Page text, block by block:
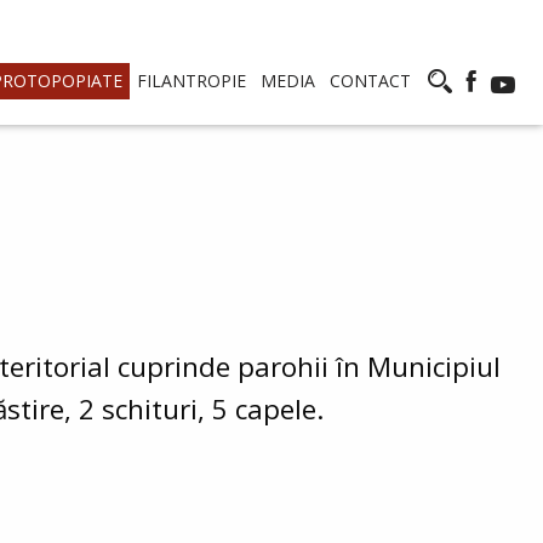
FILANTROPIE MEDIA CONTACT
cuprinde parohii în Municipiul
2 schituri, 5 capele.